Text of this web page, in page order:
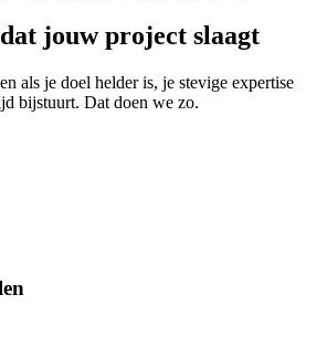
jouw project slaagt
als je doel helder is, je stevige expertise
bijstuurt. Dat doen we zo.